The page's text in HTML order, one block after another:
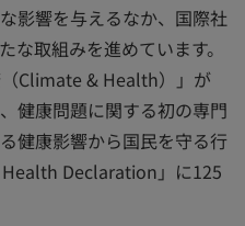
影響を与えるなか、国際社
な取組みを進めています。
Climate & Health）」が
健康問題に関する初の専門
健康影響から国民を守る行
Declaration」に125